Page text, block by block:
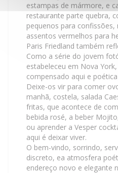
estampas de mármore, e
restaurante parte quebra,
pequenos para confissões,
assentos vermelhos para
Paris Friedland também
Como a série do jovem
estabeleceu em Nova
compensado aqui e
Deixe-os vir para comer
manhã, costela, salada
fritas, que acontece de
bebida rosé, a beber
ou aprender a Vesper
aqui é deixar viver.
O bem-vindo, sorrindo,
discreto, ea atmosfera
endereço novo e elegante